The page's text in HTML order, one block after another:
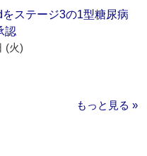
ステージ3の1型糖尿病
認
(火)
もっと見る »